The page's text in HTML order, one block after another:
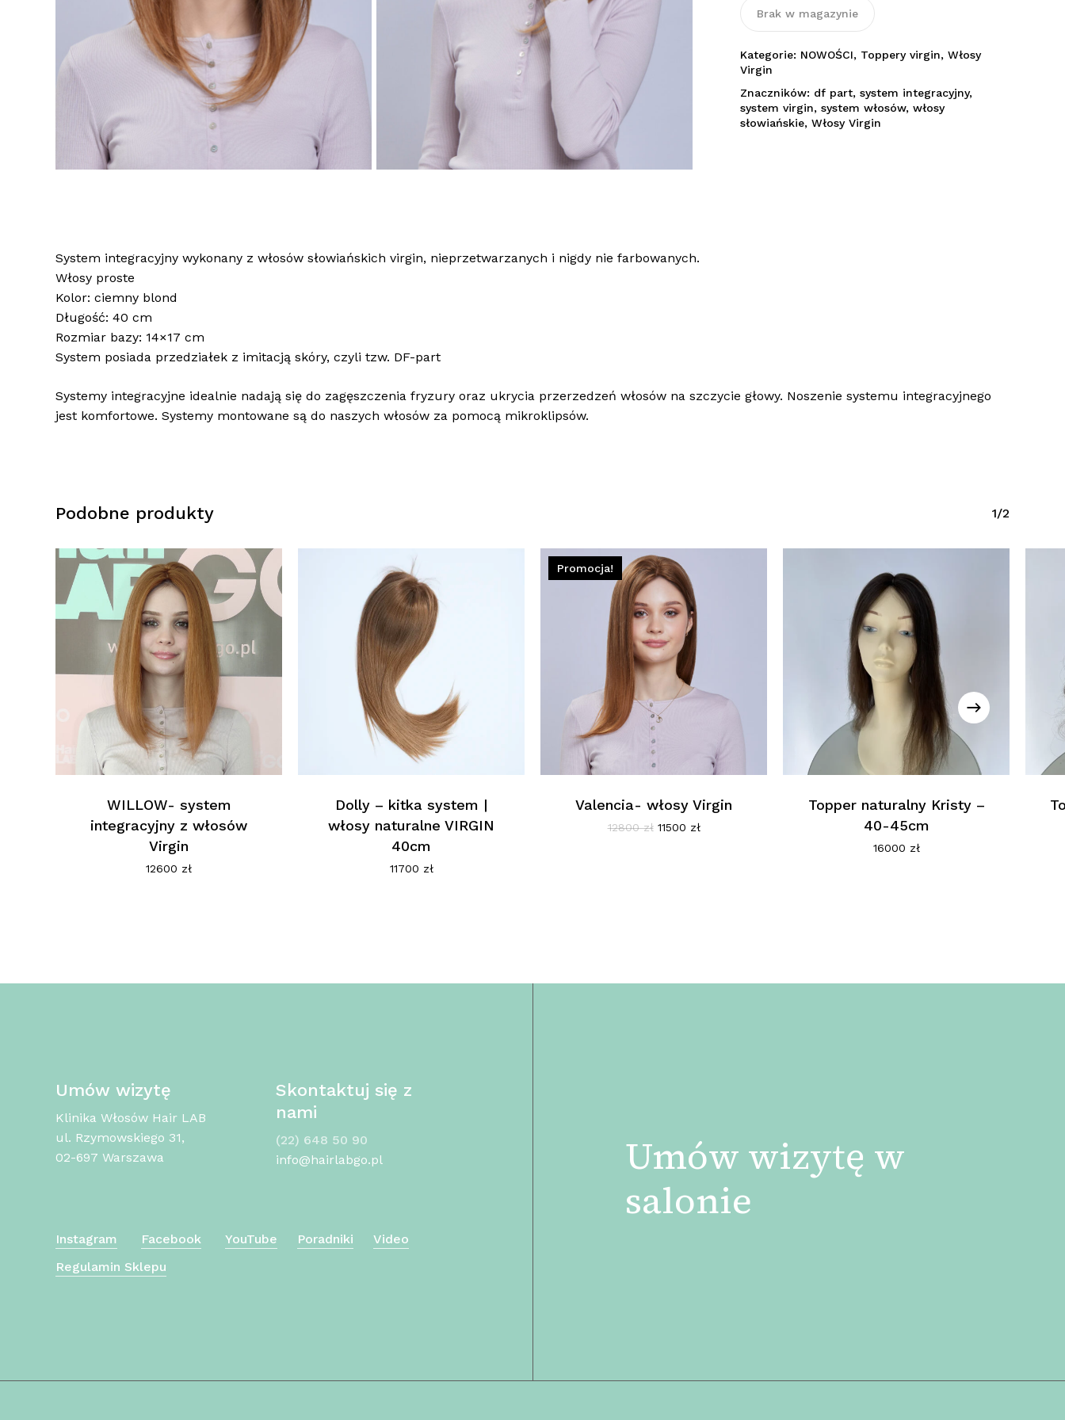
Brak w magazynie
Kategorie: NOWOŚCI, Toppery virgin, Włosy
Virgin
Znaczników: df part, system integracyjny,
system virgin, system włosów, włosy
słowiańskie, Włosy Virgin
System integracyjny wykonany z włosów słowiańskich virgin, nieprzetwarzanych i nigdy nie farbowanych.
Włosy proste
Kolor: ciemny blond
Długość: 40 cm
Rozmiar bazy: 14×17 cm
System posiada przedziałek z imitacją skóry, czyli tzw. DF-part
Systemy integracyjne idealnie nadają się do zagęszczenia fryzury oraz ukrycia przerzedzeń włosów na szczycie głowy. Noszenie systemu integracyjnego
jest komfortowe. Systemy montowane są do naszych włosów za pomocą mikroklipsów.
Podobne produkty 1/2
WILLOW- system
integracyjny z włosów
Virgin
12600 zł
Dolly – kitka system |
włosy naturalne VIRGIN
40cm
11700 zł
Promocja!
Valencia- włosy Virgin
12800zł Pierwotna
11500 złAktualna
Topper naturalny Kristy –
40-45cm
16000 zł
Umów wizytę
Klinika Włosów Hair LAB
ul. Rzymowskiego 31,
02-697 Warszawa
Skontaktuj się z
nami
(22) 648 50 90
info@hairlabgo.pl
Instagram Facebook YouTube Poradniki
Video
Regulamin Sklepu
Umów wizytę w
salonie